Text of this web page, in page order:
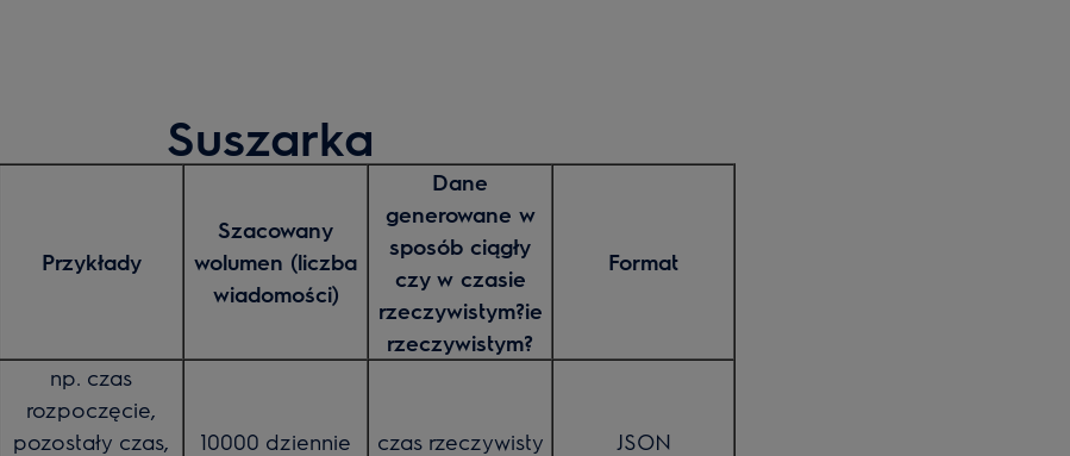
Suszarka
Przykłady
Szacowany
wolumen (liczba
wiadomości)
Dane
generowane w
sposób ciągły
czy w czasie
rzeczywistym?ie
rzeczywistym?
Format
np. czas
rozpoczęcie,
pozostały czas,
10000 dziennie czas rzeczywisty JSON